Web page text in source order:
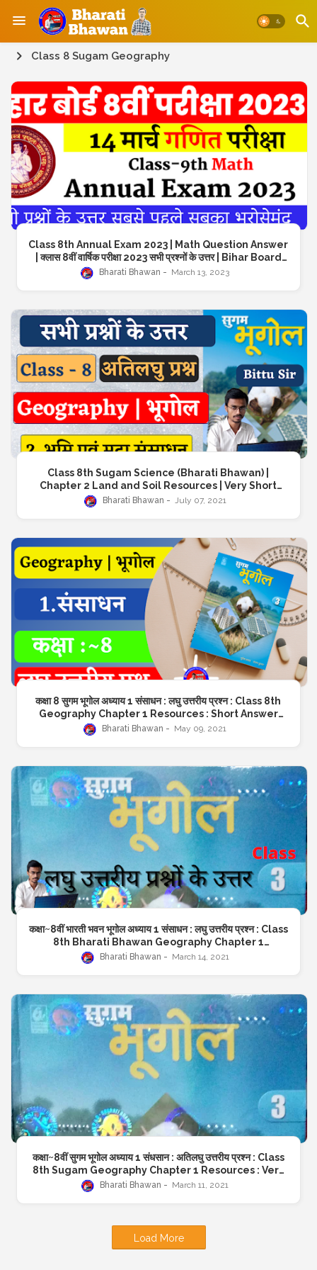
Class 8 Sugam Geography
Class 8th Annual Exam 2023 | Math Question Answer
| क्लास 8वीं वार्षिक परीक्षा 2023 सभी प्रश्नों के उत्तर | Bihar Board
Class 8th Annual Exam 2023
Bharati Bhawan March 13, 2023
Class 8th Sugam Science (Bharati Bhawan) |
Chapter 2 Land and Soil Resources | Very Short
Answer Question | कक्षा 8वीं सुगम विज्ञान (भारती भवन) | अध्याय 2
भूमि एवं मृदा संसाधन | अतिलघु उत्तरीय प्रश्न
Bharati Bhawan July 07, 2021
कक्षा 8 सुगम भूगोल अध्याय 1 संसाधन : लघु उत्तरीय प्रश्न : Class 8th
Geography Chapter 1 Resources : Short Answer
Questions : Sugam Bhugol
Bharati Bhawan May 09, 2021
कक्षा~8वीं भारती भवन भूगोल अध्याय 1 संसाधन : लघु उत्तरीय प्रश्न : Class
8th Bharati Bhawan Geography Chapter 1
Resources : Short answer question :
Bharati Bhawan March 14, 2021
कक्षा~8वीं सुगम भूगोल अध्याय 1 संधसान : अतिलघु उत्तरीय प्रश्न : Class
8th Sugam Geography Chapter 1 Resources : Very
short answer questions : SUGAM BHUGOL
Bharati Bhawan March 11, 2021
Load More